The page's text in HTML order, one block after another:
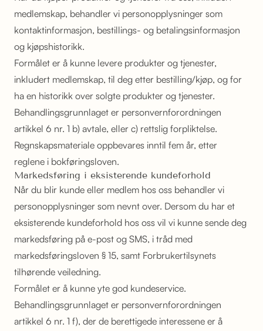
medlemskap, behandler vi personopplysninger som
kontaktinformasjon, bestillings- og betalingsinformasjon
og kjøpshistorikk.
Formålet er å kunne levere produkter og tjenester,
inkludert medlemskap, til deg etter bestilling/kjøp, og for
ha en historikk over solgte produkter og tjenester.
Behandlingsgrunnlaget er personvernforordningen
artikkel 6 nr. 1 b) avtale, eller c) rettslig forpliktelse.
Regnskapsmateriale oppbevares inntil fem år, etter
reglene i bokføringsloven.
Markedsføring i eksisterende kundeforhold
Når du blir kunde eller medlem hos oss behandler vi
personopplysninger som nevnt over. Dersom du har et
eksisterende kundeforhold hos oss vil vi kunne sende deg
markedsføring på e-post og SMS, i tråd med
markedsføringsloven § 15, samt Forbrukertilsynets
tilhørende veiledning.
Formålet er å kunne yte god kundeservice.
Behandlingsgrunnlaget er personvernforordningen
artikkel 6 nr. 1 f), der de berettigede interessene er å